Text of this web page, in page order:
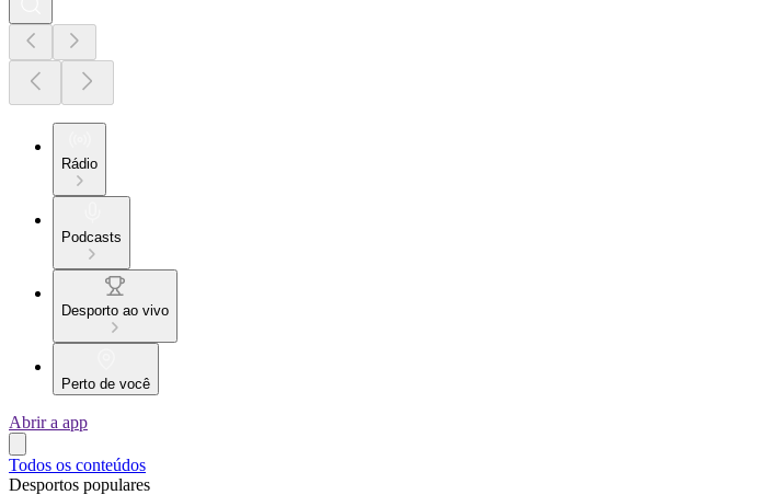
Rádio
Podcasts
Desporto ao vivo
Perto de você
Abrir a app
Todos os conteúdos
Desportos populares